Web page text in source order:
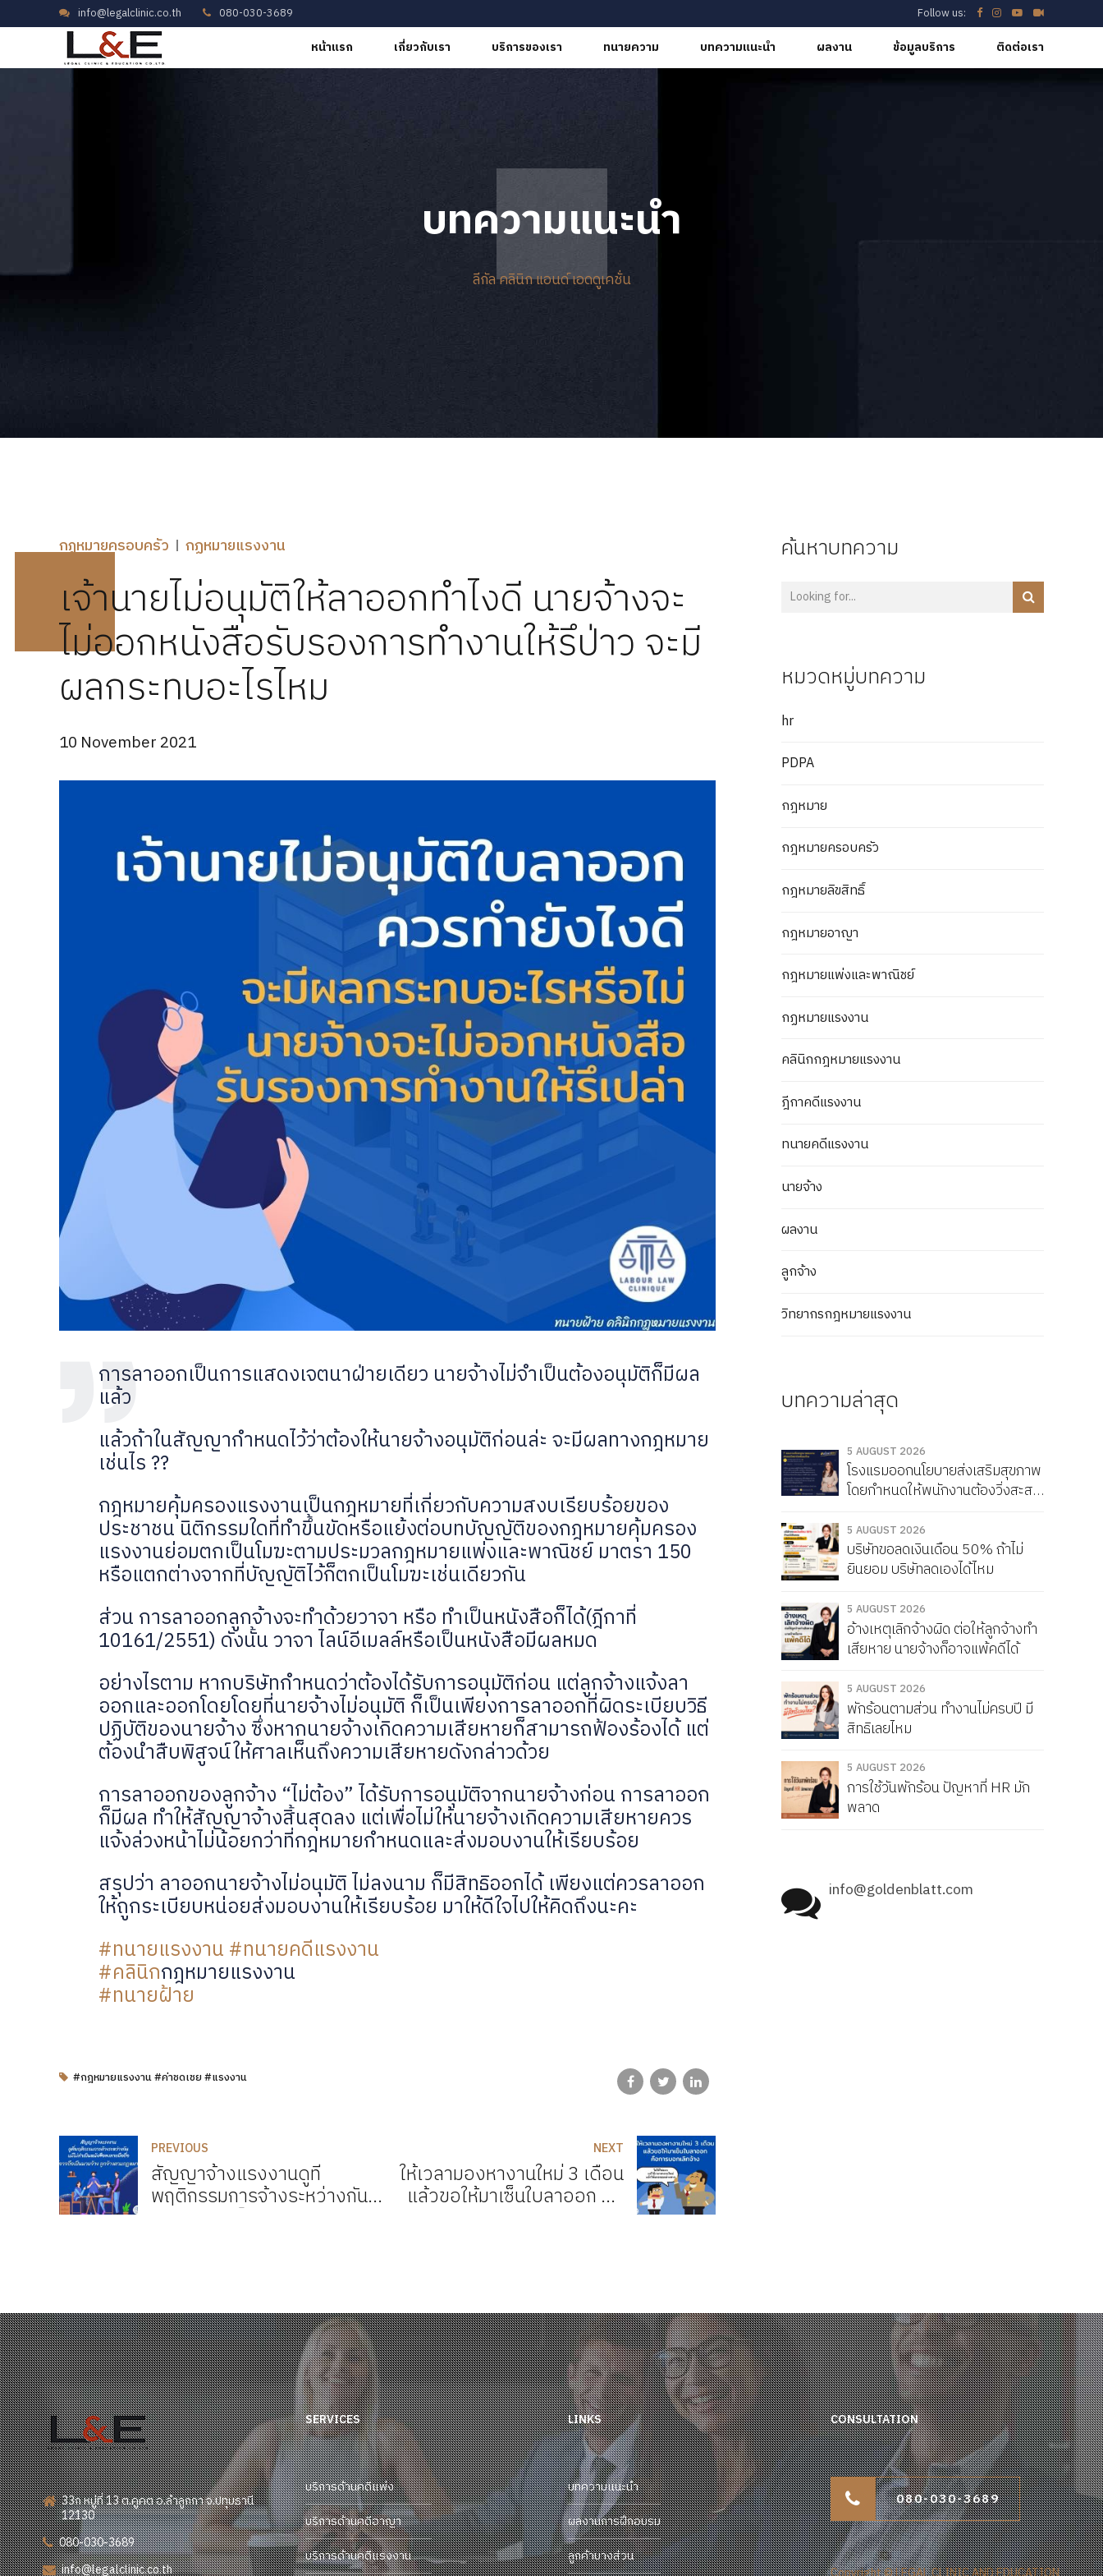
info@legalclinic.co.th 080-030-3689 Follow us:
หน้าแรก เกี่ยวกับเรา บริการของเรา ทนายความ บทความแนะนำ ผลงาน ข้อมูลบริการ ติดต่อเรา
บทความแนะนำ
ลีกัล คลินิก แอนด์ เอดดูเคชั่น
กฎหมายครอบครัว กฏหมายแรงงาน
เจ้านายไม่อนุมัติให้ลาออกทำไงดี นายจ้างจะ
ไม่ออกหนังสือรับรองการทำงานให้รึป่าว จะมี
ผลกระทบอะไรไหม
10 November 2021
การลาออกเป็นการแสดงเจตนาฝ่ายเดียว นายจ้างไม่จำเป็นต้องอนุมัติก็มีผล
แล้ว
แล้วถ้าในสัญญากำหนดไว้ว่าต้องให้นายจ้างอนุมัติก่อนล่ะ จะมีผลทางกฎหมาย
เช่นไร ??
กฎหมายคุ้มครองแรงงานเป็นกฎหมายที่เกี่ยวกับความสงบเรียบร้อยของ
ประชาชน นิติกรรมใดที่ทำขึ้นขัดหรือแย้งต่อบทบัญญัติของกฎหมายคุ้มครอง
แรงงานย่อมตกเป็นโมฆะตามประมวลกฎหมายแพ่งและพาณิชย์ มาตรา 150
หรือแตกต่างจากที่บัญญัติไว้ก็ตกเป็นโมฆะเช่นเดียวกัน
ส่วน การลาออกลูกจ้างจะทำด้วยวาจา หรือ ทำเป็นหนังสือก็ได้(ฎีกาที่
10161/2551) ดังนั้น​ วาจา​ ไลน์​อีเมลล์​หรือเป็นหนังสือมีผลหมด
อย่างไรตาม​ หากบริษัทกำหนดว่าต้องได้รับการอนุมัติก่อน​ แต่ลูกจ้างแจ้งลา
ออกและออกโดยโดยที่นายจ้างไม่อนุมัติ ก็เป็นเพียงการลาออกที่ผิดระเบียบวิธี
ปฏิบัติของนายจ้าง ซึ่งหากนายจ้างเกิดความเสียหายก็สามารถฟ้องร้องได้​ แต่
ต้องนำสืบพิสูจน์ให้ศาลเห็นถึงความเสียหายดังกล่าว​ด้วย
การลาออกของลูกจ้าง​ “ไม่ต้อง” ได้รับการอนุมัติจากนายจ้างก่อน การลาออก
ก็มีผล ทำให้สัญญาจ้างสิ้นสุดลง แต่เพื่อไม่ให้นายจ้างเกิดความเสียหายควร
แจ้งล่วงหน้าไม่น้อยกว่าที่กฎหมายกำหนดและส่งมอบงานให้เรียบร้อย
สรุปว่า ลาออกนายจ้างไม่อนุมัติ ไม่ลงนาม ก็มีสิทธิออกได้ เพียงแต่ควรลาออก
ให้ถูกระเบียบหน่อยส่งมอบงานให้เรียบร้อย มาให้ดีใจไปให้คิดถึงนะคะ
#ทนายแรงงาน #ทนายคดีแรงงาน
#คลินิก​กฎหมาย​แรงงาน
#ทนายฝ้าย
#กฎหมายแรงงาน #ค่าชดเชย #แรงงาน
PREVIOUS
สัญญาจ้างแรงงานดูที่
พฤติกรรมการจ้างระหว่างกัน
แม้ไม่ได้ทำเป็นหนังสือลงลายมือ
NEXT
ให้เวลามองหางานใหม่ 3 เดือน
แล้วขอให้มาเซ็นใบลาออก คือ
ค้นหาบทความ
หมวดหมู่บทความ
hr
PDPA
กฎหมาย
กฎหมายครอบครัว
กฎหมายลิขสิทธิ์
กฎหมายอาญา
กฎหมายแพ่งและพาณิชย์
กฏหมายแรงงาน
คลินิกกฎหมายแรงงาน
ฎีกาคดีแรงงาน
ทนายคดีแรงงาน
นายจ้าง
ผลงาน
ลูกจ้าง
วิทยากรกฎหมายแรงงาน
บทความล่าสุด
5 AUGUST 2026
โรงแรมออกนโยบายส่งเสริมสุขภาพ
โดยกำหนดให้พนักงานต้องวิ่งสะสม
ไม่ครบจะถูกหัก Service Charge
แบบนี้ผิดกฎหมายไหม
5 AUGUST 2026
บริษัทขอลดเงินเดือน 50% ถ้าไม่
ยินยอม บริษัทลดเองได้ไหม
5 AUGUST 2026
อ้างเหตุเลิกจ้างผิด ต่อให้ลูกจ้างทำ
เสียหาย นายจ้างก็อาจแพ้คดีได้
5 AUGUST 2026
พักร้อนตามส่วน ทำงานไม่ครบปี มี
สิทธิเลยไหม
5 AUGUST 2026
การใช้วันพักร้อน ปัญหาที่ HR มัก
พลาด
info@goldenblatt.com
33ก หมู่ที่ 13 ต.คูคต อ.ลำลูกกา จ.ปทุมธานี
12130
080-030-3689
info@legalclinic.co.th
SERVICES
บริการด้านคดีแพ่ง
บริการด้านคดีอาญา
บริการด้านคดีแรงงาน
LINKS
บทความแนะนำ
ผลงานการฝึกอบรม
ลูกค้าบางส่วน
CONSULTATION
080-030-3689